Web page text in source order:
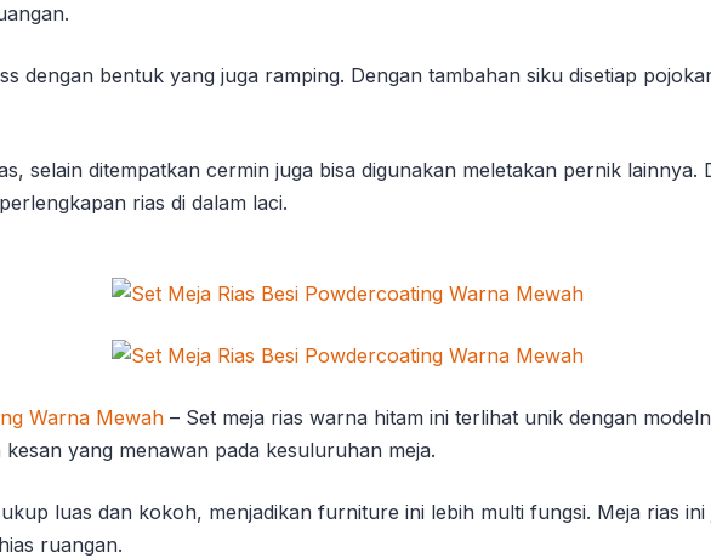
dengan bentuk yang juga ramping. Dengan tambahan siku disetiap
selain ditempatkan cermin juga bisa digunakan meletakan pernik
rias di dalam laci.
Warna Mewah – Set meja rias warna hitam ini terlihat unik dengan
yang menawan pada kesuluruhan meja.
luas dan kokoh, menjadikan furniture ini lebih multi fungsi. Meja rias
ruangan.